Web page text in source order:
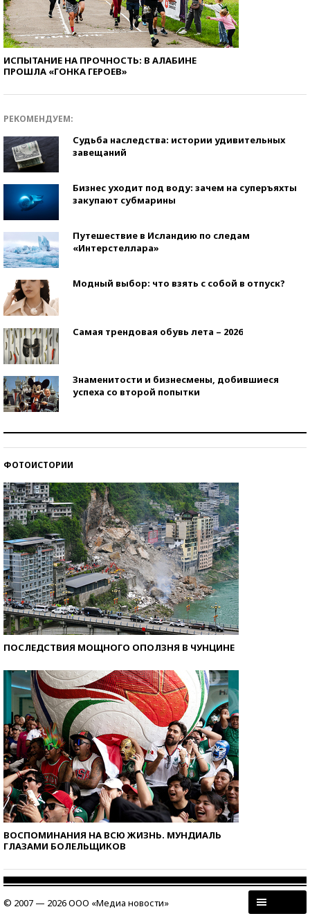
ИСПЫТАНИЕ НА ПРОЧНОСТЬ: В АЛАБИНЕ
ПРОШЛА «ГОНКА ГЕРОЕВ»
РЕКОМЕНДУЕМ:
Судьба наследства: истории удивительных
завещаний
Бизнес уходит под воду: зачем на суперъяхты
закупают субмарины
Путешествие в Исландию по следам
«Интерстеллара»
Модный выбор: что взять с собой в отпуск?
Самая трендовая обувь лета – 2026
Знаменитости и бизнесмены, добившиеся
успеха со второй попытки
ФОТОИСТОРИИ
ПОСЛЕДСТВИЯ МОЩНОГО ОПОЛЗНЯ В ЧУНЦИНЕ
ВОСПОМИНАНИЯ НА ВСЮ ЖИЗНЬ. МУНДИАЛЬ
ГЛАЗАМИ БОЛЕЛЬЩИКОВ
© 2007 — 2026 ООО «Медиа новости»